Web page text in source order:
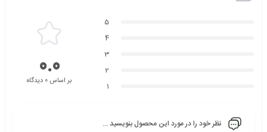
5
4
3
2
1
0.0بر اساس 0 دیدگاه
نظر خود را در مورد این محصول بنویسید ...